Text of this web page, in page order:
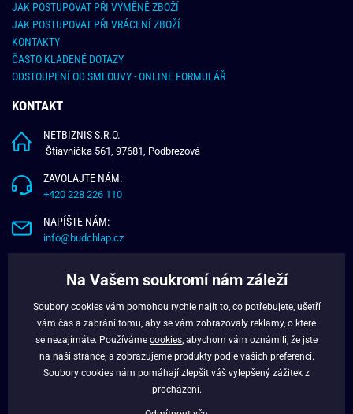
JAK POSTUPOVAT PŘI VÝMĚNĚ ZBOŽÍ
JAK POSTUPOVAT PŘI VRÁCENÍ ZBOŽÍ
KONTAKTY
ČASTO KLADENÉ DOTAZY
ODSTOUPENÍ OD SMLOUVY - ONLINE FORMULÁŘ
KONTAKT
NETBIZNIS S.R.O.
Štiavnička 561, 97681, Podbrezová
ZAVOLAJTE NÁM:
+420 228 226 110
NAPÍŠTE NÁM:
info@budchlap.cz
VĚRNOSTNÍ PROGRAM
FACEBOOK
Na Vašem soukromí nám záleží
Soubory cookies vám pomohou rychle najít to, co potřebujete, ušetří
vám čas a zabrání tomu, aby se vám zobrazovaly reklamy, o které
se nezajímáte. Používáme cookies , abychom vám oznámili, že jste
na naší stránce, a zobrazujeme produkty podle vašich preferencí.
Soubory cookies nám pomáhají zlepšit váš vylepšený zážitek z
procházení.